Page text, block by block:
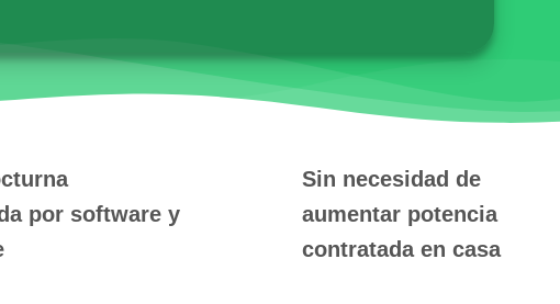
por software y
Sin necesidad de
aumentar potencia
contratada en casa